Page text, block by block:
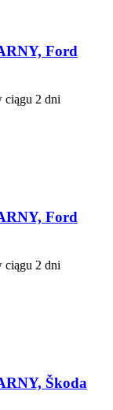
Ford
ciągu 2 dni
Ford
ciągu 2 dni
Škoda